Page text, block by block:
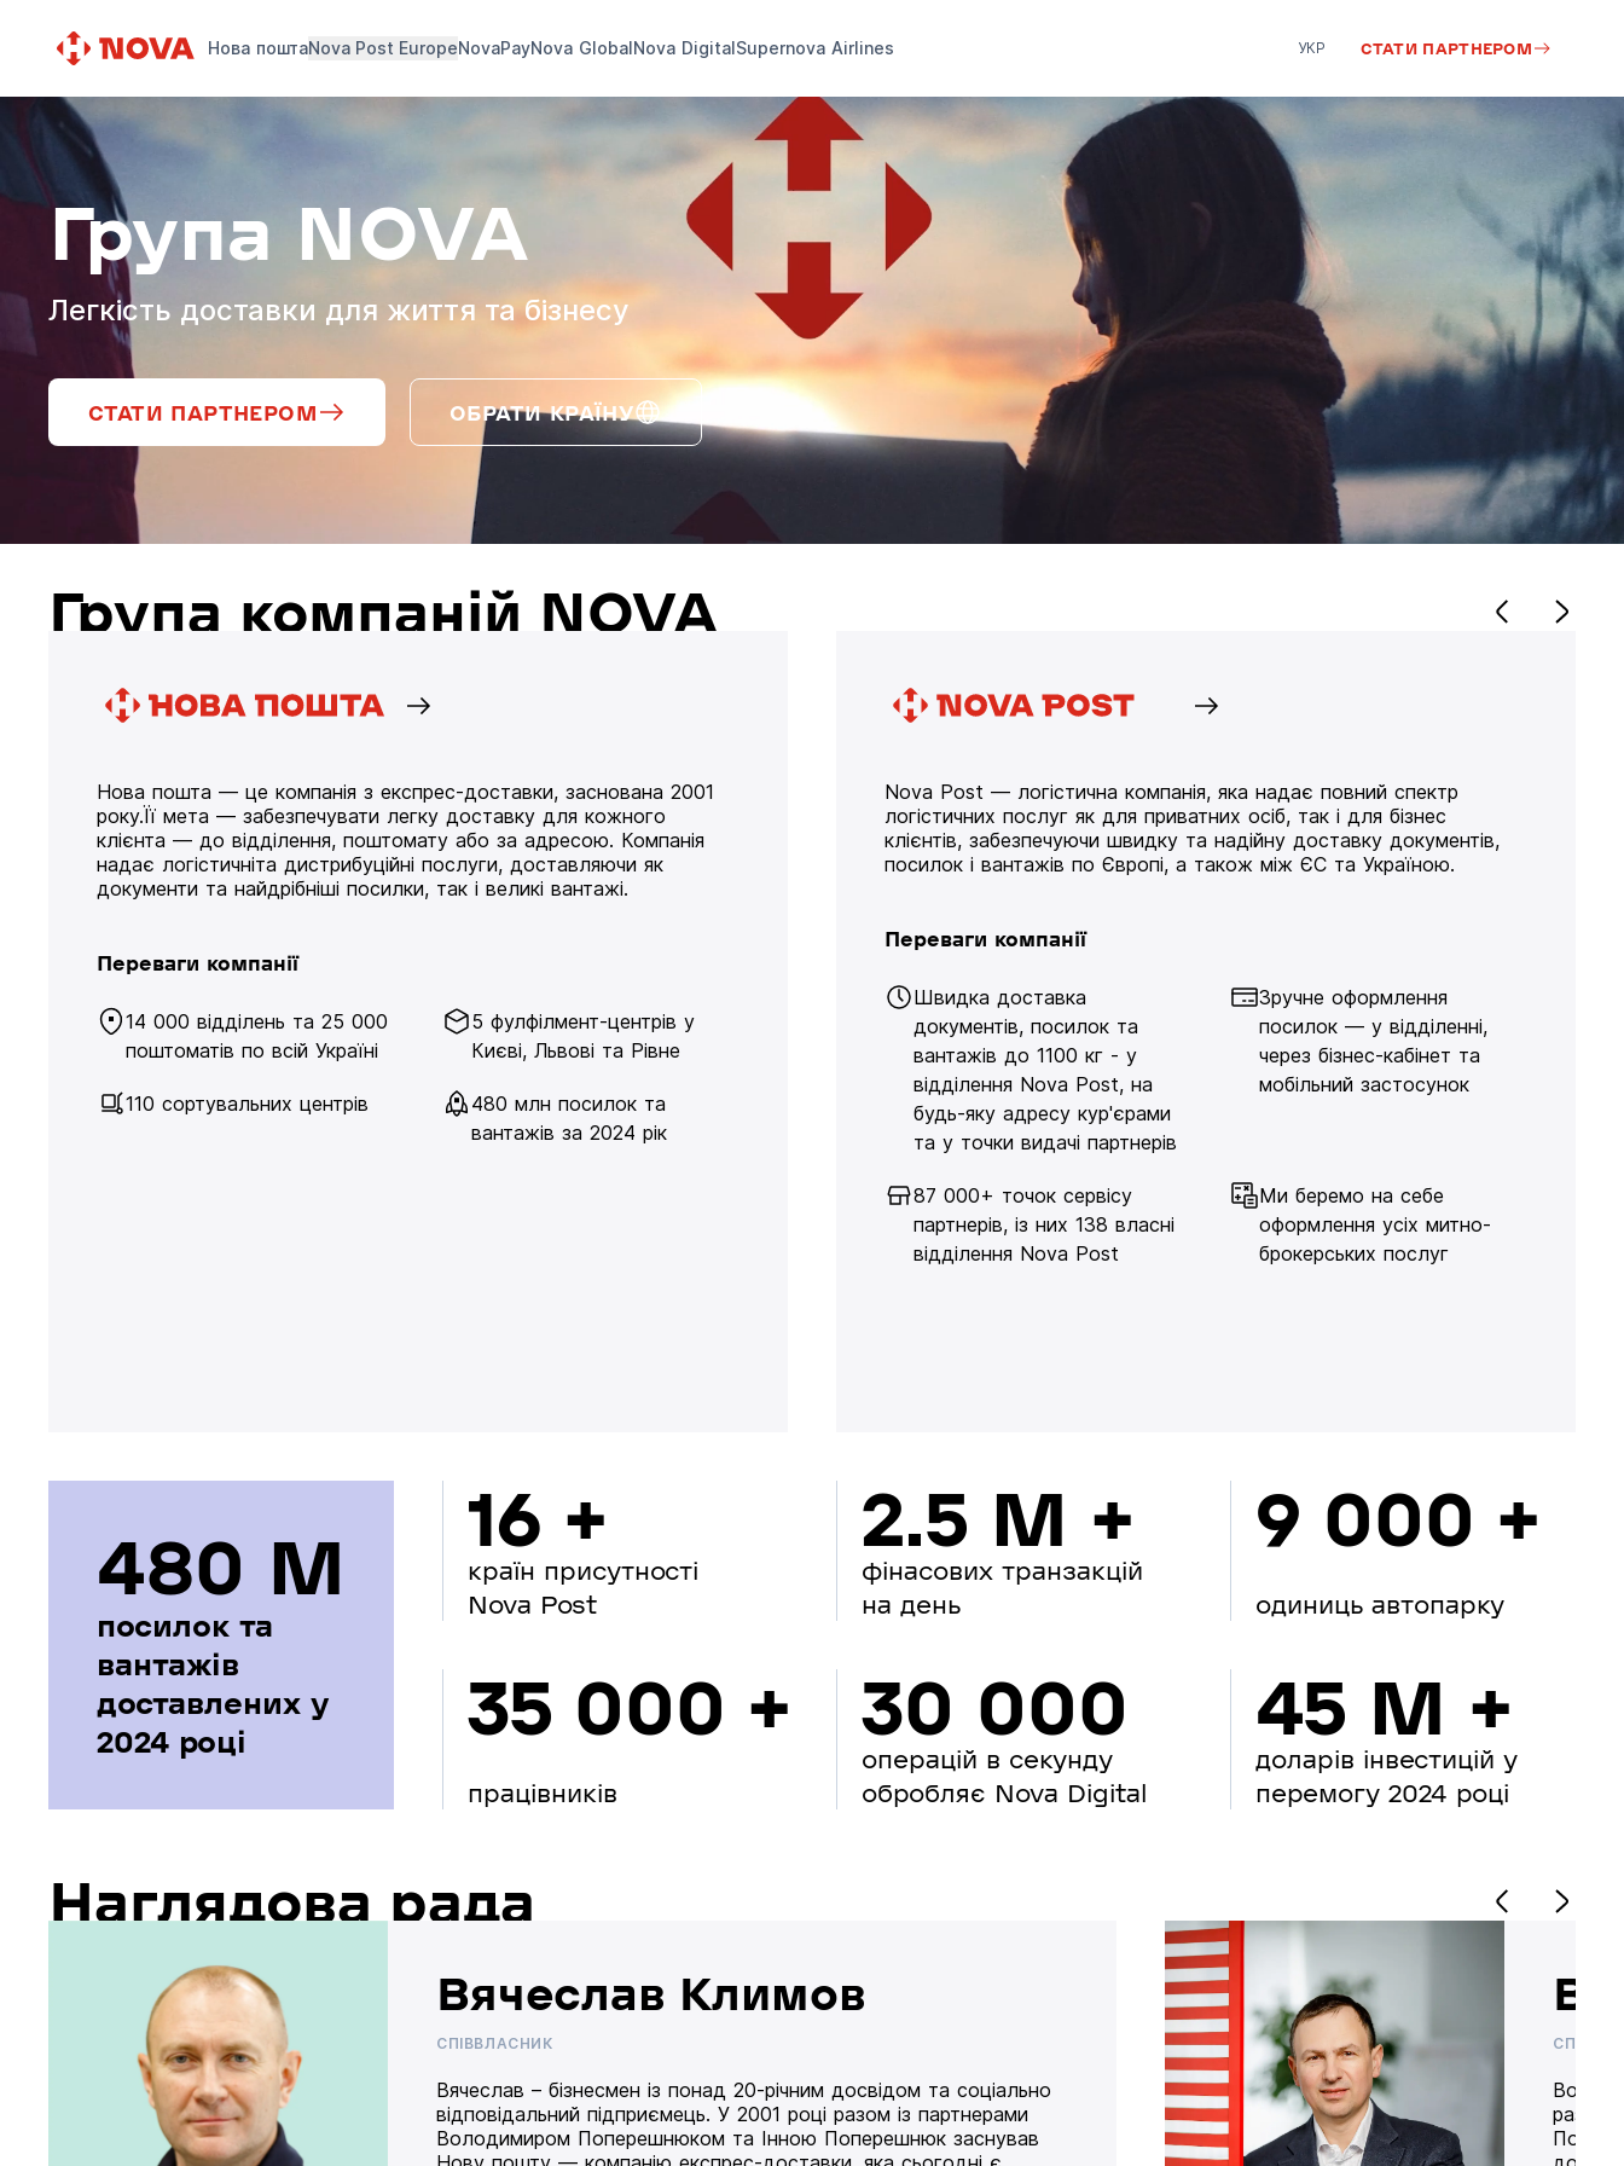
Нова поштаNova Post EuropeNovaPayNova GlobalNova DigitalSupernova Airlines УКР СТАТИ ПАРТНЕРОМ
Група NOVA
Легкість доставки для життя та бізнесу
СТАТИ ПАРТНЕРОМ ОБРАТИ КРАЇНУ
Група компаній NOVA
Нова пошта — це компанія з експрес-доставки, заснована 2001
року.Її мета — забезпечувати легку доставку для кожного
клієнта — до відділення, поштомату або за адресою. Компанія
надає логістичніта дистрибуційні послуги, доставляючи як
документи та найдрібніші посилки, так і великі вантажі.
Переваги компанії
14 000 відділень та 25 000
поштоматів по всій Україні
5 фулфілмент-центрів у
Києві, Львові та Рівне
110 сортувальних центрів
480 млн посилок та
вантажів за 2024 рік
Nova Post — логістична компанія, яка надає повний спектр
логістичних послуг як для приватних осіб, так і для бізнес
клієнтів, забезпечуючи швидку та надійну доставку документів,
посилок і вантажів по Європі, а також між ЄС та Україною.
Переваги компанії
Швидка доставка
документів, посилок та
вантажів до 1100 кг - у
відділення Nova Post, на
будь-яку адресу кур'єрами
та у точки видачі партнерів
Зручне оформлення
посилок — у відділенні,
через бізнес-кабінет та
мобільний застосунок
87 000+ точок сервісу
партнерів, із них 138 власні
відділення Nova Post
Ми беремо на себе
оформлення усіх митно-
брокерських послуг
480 М
посилок та
вантажів
доставлених у
2024 році
16 +
країн присутності
Nova Post
35 000 +
працівників
2.5 M +
фінасових транзакцій
на день
30 000
операцій в секунду
обробляє Nova Digital
9 000 +
одиниць автопарку
45 M +
доларів інвестицій у
перемогу 2024 році
Наглядова рада
Вячеслав Климов
СПІВВЛАСНИК
Вячеслав – бізнесмен із понад 20-річним досвідом та соціально
відповідальний підприємець. У 2001 році разом із партнерами
Володимиром Поперешнюком та Інною Поперешнюк заснував
разом